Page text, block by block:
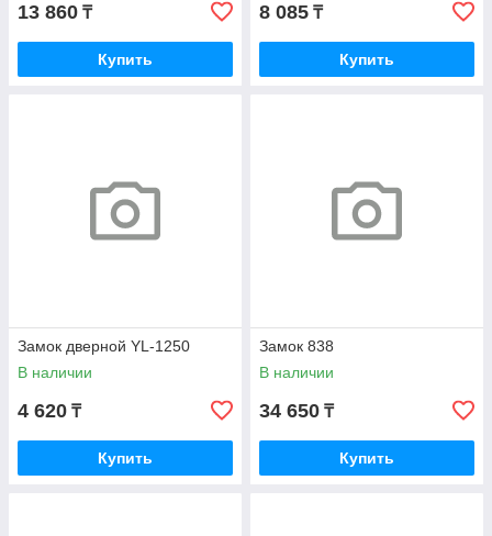
13 860 ₸
Купить
8 085 ₸
Купить
Замок дверной YL-1250
В наличии
4 620 ₸
Купить
Замок 838
В наличии
34 650 ₸
Купить